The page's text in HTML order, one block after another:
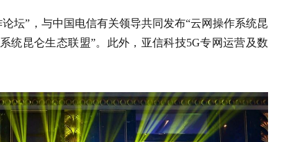
坛”，与中国电信有关领导共同发布“云网操作系统昆
统昆仑生态联盟”。此外，亚信科技5G专网运营及数